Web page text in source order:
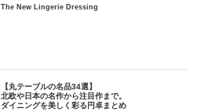
The New Lingerie Dressing
【丸テーブルの名品34選】
北欧や日本の名作から注目作まで。
ダイニングを美しく彩る円卓まとめ